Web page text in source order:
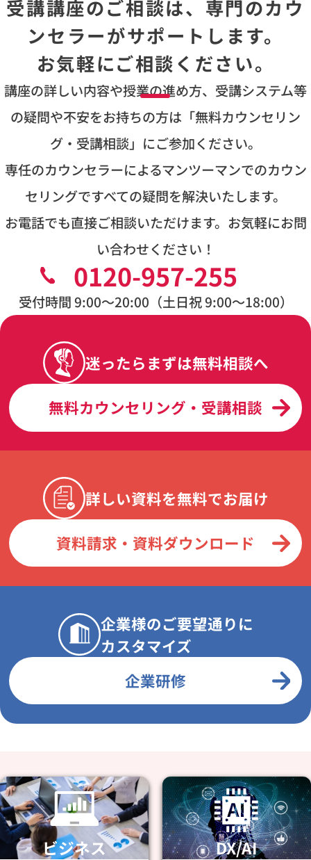
受講講座のご相談は、専門のカウ
ンセラーがサポートします。
お気軽にご相談ください。
講座の詳しい内容や授業の進め方、受講システム等
の疑問や不安をお持ちの方は 「無料カウンセリン
グ・受講相談」にご参加ください。
専任のカウンセラーによるマンツーマンでのカウン
セリングですべての疑問を解決いたします。
お電話でも直接ご相談いただけます。お気軽にお問
い合わせください！
0120-957-255
受付時間 9:00〜20:00（土日祝 9:00〜18:00）
迷ったらまずは無料相談へ
無料カウンセリング・受講相談
詳しい資料を無料でお届け
資料請求・資料ダウンロード
企業様のご要望通りに
カスタマイズ
企業研修
ビジネス DX/AI